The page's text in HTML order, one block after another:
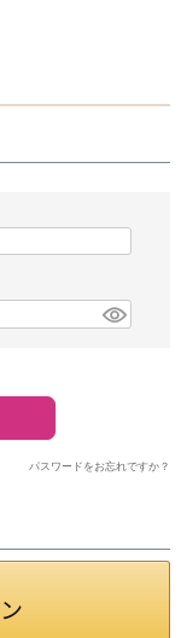
パスワードをお忘れですか？